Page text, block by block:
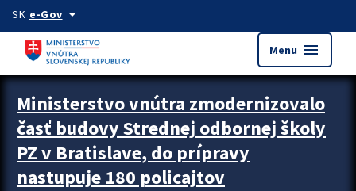
Preskocit na hlavný obsah
SK e-Govarrow_drop_down
Menu menu
Ministerstvo vnútra zmodernizovalo
časť budovy Strednej odbornej školy
PZ v Bratislave, do prípravy
nastupuje 180 policajtov